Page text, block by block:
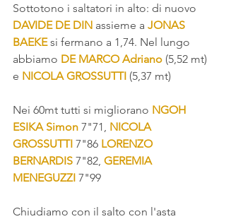
Sottotono i saltatori in alto: di nuovo
DAVIDE DE DIN assieme a JONAS
BAEKE si fermano a 1,74. Nel lungo
abbiamo DE MARCO Adriano (5,52 mt)
e NICOLA GROSSUTTI (5,37 mt)
Nei 60mt tutti si migliorano NGOH
ESIKA Simon 7"71, NICOLA
GROSSUTTI 7"86 LORENZO
BERNARDIS 7"82, GEREMIA
MENEGUZZI 7"99
Chiudiamo con il salto con l'asta